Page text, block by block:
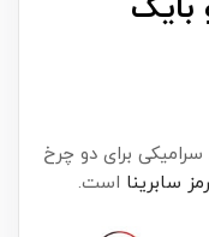
برای دو چرخ
سابرینا است.